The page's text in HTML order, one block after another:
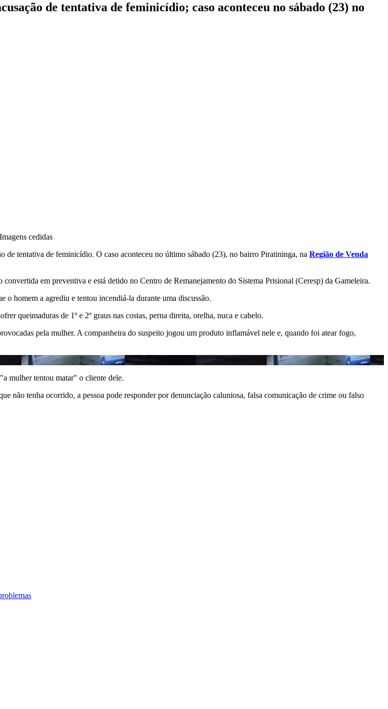
de tentativa de feminicídio; caso aconteceu no sábado (23) no
Imagens cedidas
de tentativa de feminicídio. O caso aconteceu no último sábado (23), no bairro Piratininga, na Região de Venda
em preventiva e está detido no Centro de Remanejamento do Sistema Prisional (Ceresp) da Gameleira.
homem a agrediu e tentou incendiá-la durante uma discussão.
queimaduras de 1º e 2º graus nas costas, perna direita, orelha, nuca e cabelo.
pela mulher. A companheira do suspeito jogou um produto inflamável nele e, quando foi atear fogo,
mulher tentou matar" o cliente dele.
não tenha ocorrido, a pessoa pode responder por denunciação caluniosa, falsa comunicação de crime ou falso